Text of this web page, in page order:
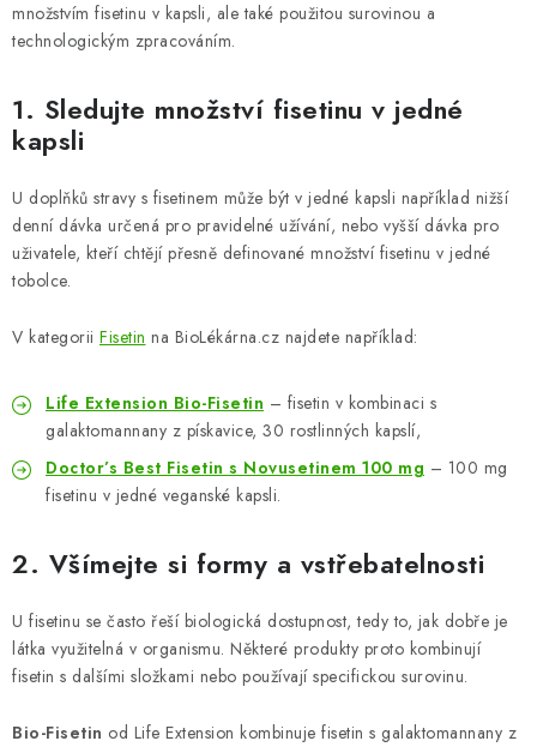
množstvím fisetinu v kapsli, ale také použitou surovinou a
technologickým zpracováním.
1. Sledujte množství fisetinu v jedné
kapsli
U doplňků stravy s fisetinem může být v jedné kapsli například nižší
denní dávka určená pro pravidelné užívání, nebo vyšší dávka pro
uživatele, kteří chtějí přesně definované množství fisetinu v jedné
tobolce.
V kategorii Fisetin na BioLékárna.cz najdete například:
Life Extension Bio-Fisetin – fisetin v kombinaci s
galaktomannany z pískavice, 30 rostlinných kapslí,
Doctor’s Best Fisetin s Novusetinem 100 mg – 100 mg
fisetinu v jedné veganské kapsli.
2. Všímejte si formy a vstřebatelnosti
U fisetinu se často řeší biologická dostupnost, tedy to, jak dobře je
látka využitelná v organismu. Některé produkty proto kombinují
fisetin s dalšími složkami nebo používají specifickou surovinu.
Bio-Fisetin od Life Extension kombinuje fisetin s galaktomannany z